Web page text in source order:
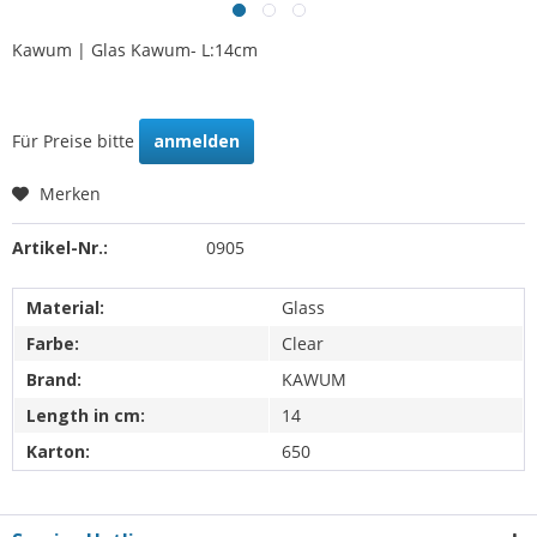
Kawum | Glas Kawum- L:14cm
Für Preise bitte anmelden
Merken
Artikel-Nr.: 0905
Material:
Glass
Farbe:
Clear
Brand:
KAWUM
Length in cm:
14
Karton:
650